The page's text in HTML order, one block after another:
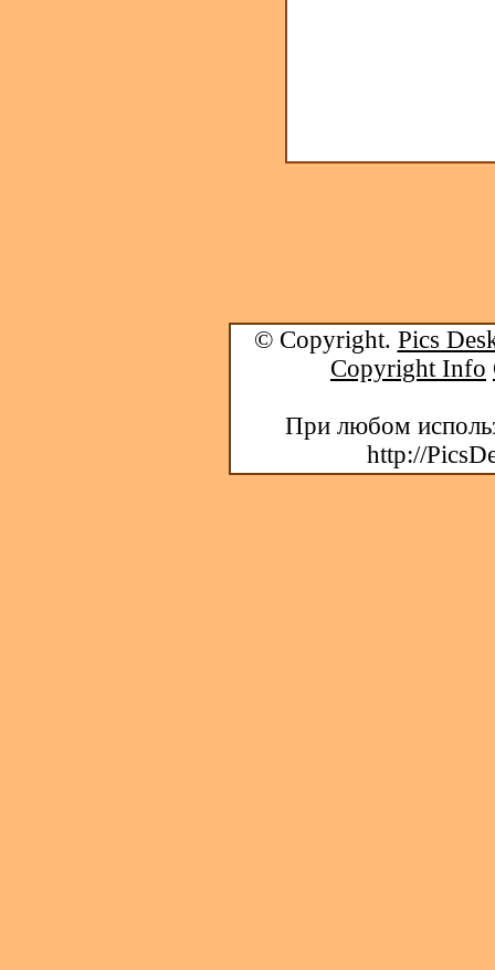
© Copyright. Pics
Copyright Info
При любом
http://